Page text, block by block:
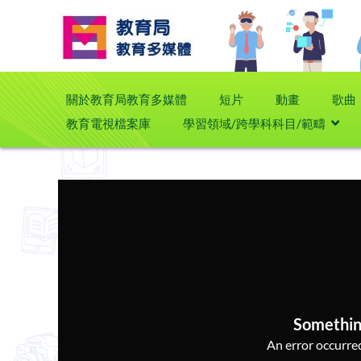
關於教育局教育多媒體 短片 動畫
歌曲
教育電視檔案庫
學習領域/跨學科科目/範疇
An error